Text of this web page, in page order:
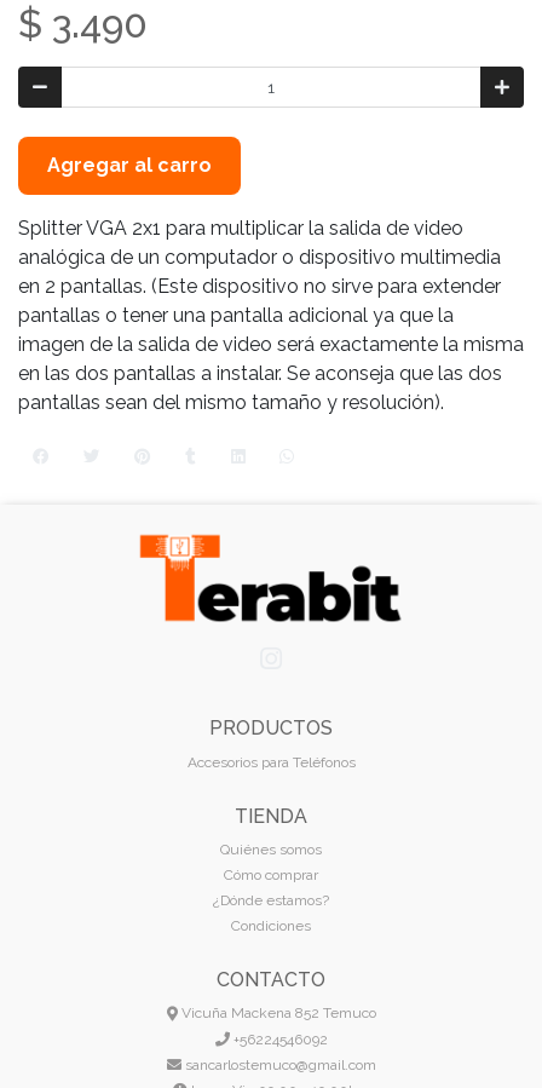
$ 3.490
Agregar al carro
Splitter VGA 2x1 para multiplicar la salida de video
analógica de un computador o dispositivo multimedia
en 2 pantallas. (Este dispositivo no sirve para extender
pantallas o tener una pantalla adicional ya que la
imagen de la salida de video será exactamente la misma
en las dos pantallas a instalar. Se aconseja que las dos
pantallas sean del mismo tamaño y resolución).
PRODUCTOS
Accesorios para Teléfonos
TIENDA
Quiénes somos
Cómo comprar
¿Dónde estamos?
Condiciones
CONTACTO
Vicuña Mackena 852 Temuco
+56224546092
sancarlostemuco@gmail.com